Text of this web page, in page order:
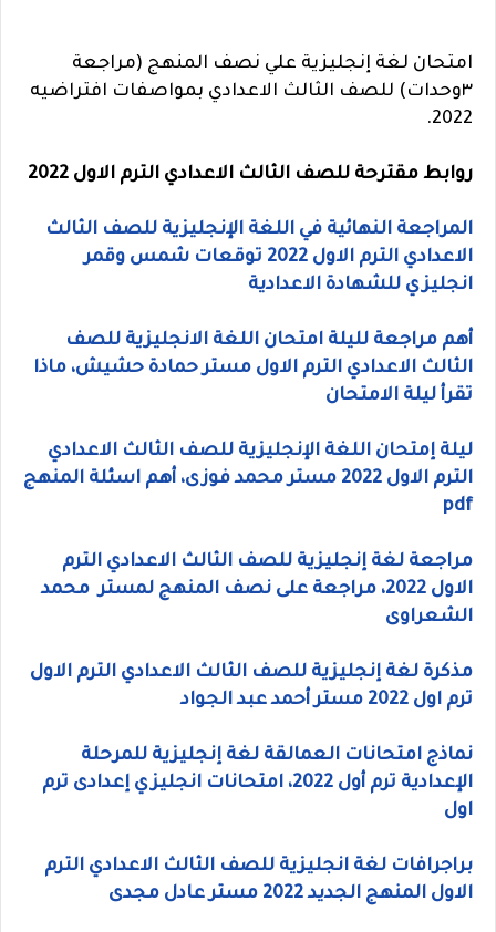
امتحان لغة إنجليزية علي نصف المنهج (مراجعة
٣وحدات) للصف الثالث الاعدادي بمواصفات افتراضيه
2022.
روابط مقترحة للصف الثالث الاعدادي الترم الاول 2022
المراجعة النهائية في اللغة الإنجليزية للصف الثالث
الاعدادي الترم الاول 2022 توقعات شمس وقمر
انجليزي للشهادة الاعدادية
أهم مراجعة لليلة امتحان اللغة الانجليزية للصف
الثالث الاعدادي الترم الاول مستر حمادة حشيش، ماذا
تقرأ ليلة الامتحان
ليلة إمتحان اللغة الإنجليزية للصف الثالث الاعدادي
الترم الاول 2022 مستر محمد فوزى، أهم اسئلة المنهج
pdf
مراجعة لغة إنجليزية للصف الثالث الاعدادي الترم
الاول 2022، مراجعة على نصف المنهج لمستر محمد
الشعراوى
مذكرة لغة إنجليزية للصف الثالث الاعدادي الترم الاول
ترم اول 2022 مستر أحمد عبد الجواد
نماذج امتحانات العمالقة لغة إنجليزية للمرحلة
الإعدادية ترم أول 2022، امتحانات انجليزي إعدادى ترم
اول
براجرافات لغة انجليزية للصف الثالث الاعدادي الترم
الاول المنهج الجديد 2022 مستر عادل مجدى